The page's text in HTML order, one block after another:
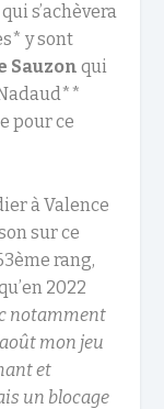
qui s’achèvera
y sont
Sauzon qui
pour ce
à Valence
sur ce
ème rang,
2022
notamment
mon jeu
et
un blocage